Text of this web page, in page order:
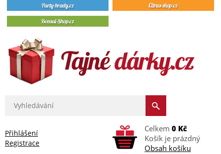
Přihlášení
Registrace
Celkem 0 Kč
Košík je prázdný
Obsah košíku